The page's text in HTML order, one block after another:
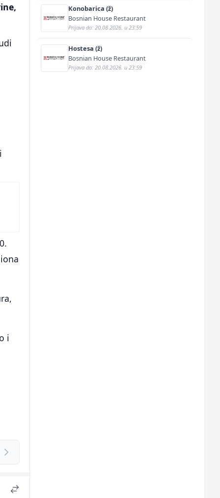
i
Konobarica (ž)
Bosnian House Restaurant
Prijava do: 20.08.2026. u 23:59
Hostesa (ž)
Bosnian House Restaurant
Prijava do: 20.08.2026. u 23:59